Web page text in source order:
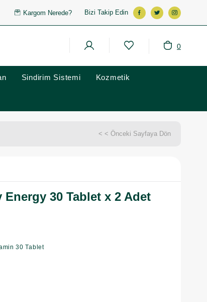
Kargom Nerede? Bizi Takip Edin
0
Sindirim Sistemi Kozmetik
< < Önceki Sayfaya Dön
30 Tablet x 2 Adet
30 Tablet